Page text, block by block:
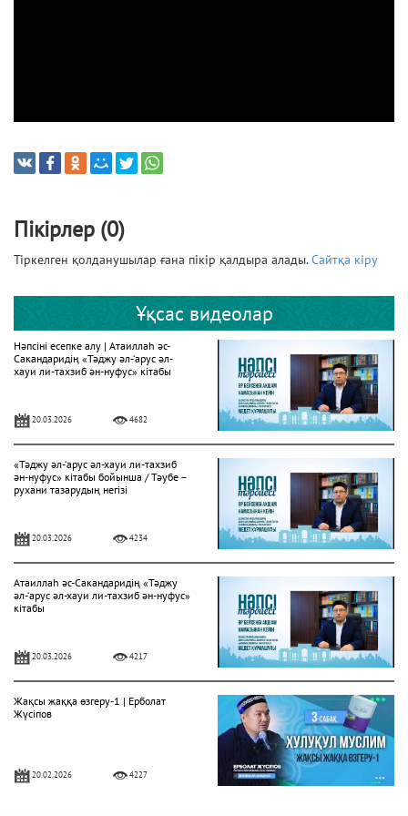
Пікірлер (0)
Тіркелген қолданушылар ғана пікір қалдыра алады.Сайтқа кіру
Ұқсас видеолар
Нәпсіні есепке алу | Атаиллаһ әс-
Сакандаридің «Тәджу әл-‘арус әл-
хауи ли-тахзиб ән-нуфус» кітабы
20.03.2026 4682
«Тәджу әл-‘арус әл-хауи ли-тахзиб
ән-нуфус» кітабы бойынша / Тәубе –
рухани тазарудың негізі
20.03.2026 4234
Атаиллаһ әс-Сакандаридің «Тәджу
әл-‘арус әл-хауи ли-тахзиб ән-нуфус»
кітабы
20.03.2026 4217
Жақсы жаққа өзгеру-1 | Ерболат
Жүсіпов
20.02.2026 4227